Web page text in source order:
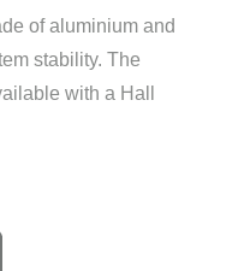
of aluminium and
stability. The
with a Hall